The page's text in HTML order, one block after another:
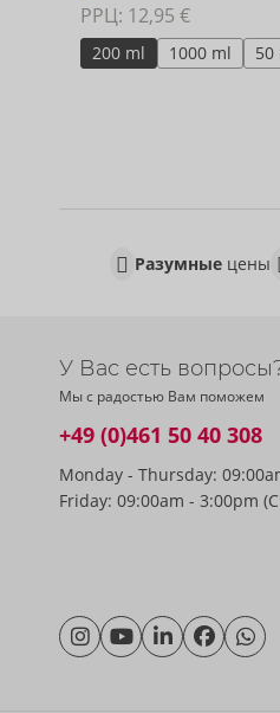
РРЦ: 12,95 €
200 ml 1000 ml 50
Разумные цены
У Вас есть
Мы с радостью Вам поможем
+49 (0)461 50 40 308
Monday - Thursday:
Friday: 09:00am - 3:00pm